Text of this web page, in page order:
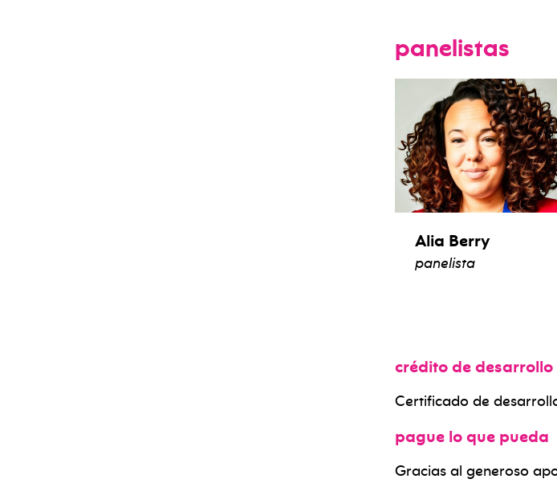
panelistas
Alia Berry
panelista
crédito de
Certificado de
pague lo que pueda
Gracias al generoso